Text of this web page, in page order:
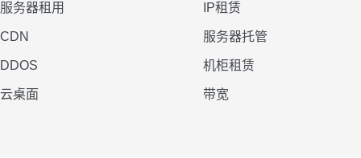
服务器租用
CDN
DDOS
云桌面
IP租赁
服务器托管
机柜租赁
带宽